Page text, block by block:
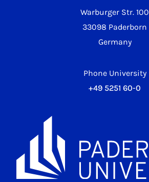
Warburger Str. 100
33098 Paderborn
Germany
Phone University
+49 5251 60-0